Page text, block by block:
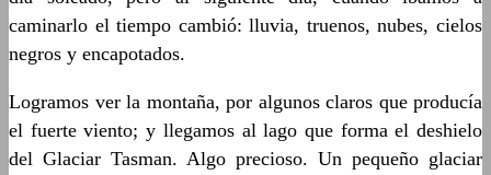
caminarlo el tiempo cambió: lluvia, truenos, nubes, cielos
negros y encapotados.
Logramos ver la montaña, por algunos claros que producía
el fuerte viento; y llegamos al lago que forma el deshielo
del Glaciar Tasman. Algo precioso. Un pequeño glaciar